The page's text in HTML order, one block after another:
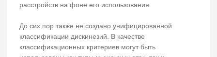
расстройств на фоне его использования.
До сих пор также не создано унифицированной
классификации дискинезий. В качестве
классификационных критериев могут быть